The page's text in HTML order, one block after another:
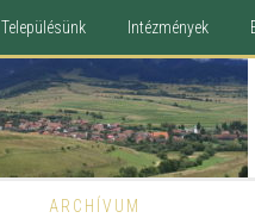
Településünk Intézmények
ARCHÍVUM